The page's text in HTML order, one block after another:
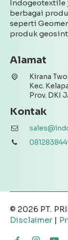
Indogeotextile
berbagai
seperti
produk
Alamat
Kirana
Kec.
Prov. DKI
Kontak
© 2026 PT.
Disclaimer |